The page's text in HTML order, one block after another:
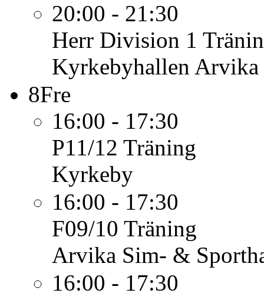
20:00 - 21:30
Herr Division 1
Kyrkebyhallen Arvika
8Fre
16:00 - 17:30
P11/12 Träning
Kyrkeby
16:00 - 17:30
F09/10 Träning
Arvika Sim- &
16:00 - 17:30